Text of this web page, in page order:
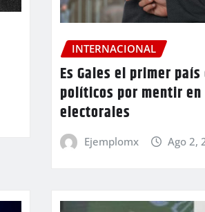
INTERNACIONAL
Es Gales el primer
políticos por mentir en
electorales
Ejemplomx Ago 2,